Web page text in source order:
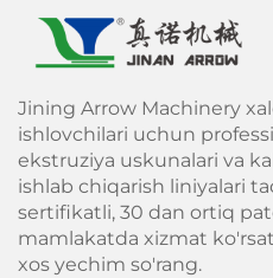
Jining Arrow Machinery
ishlovchilari uchun
ekstruziya uskunalari va
ishlab chiqarish liniyalari
sertifikatli, 30 dan ortiq
mamlakatda xizmat
xos yechim so'rang.